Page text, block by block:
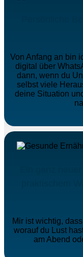
Von Anfang an bin
digital über
dann, wenn du
selbst viele
deine Situation
Mir ist wichtig,
worauf du Lust
am Abend